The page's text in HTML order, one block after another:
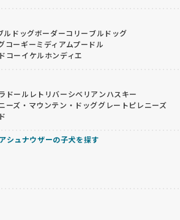
ルドッグボーダーコリーブルドッグ
コーギーミディアムプードル
コーイケルホンディエ
ドールレトリバーシベリアンハスキー
ーズ・マウンテン・ドッググレートピレニーズ
シュナウザーの子犬を探す